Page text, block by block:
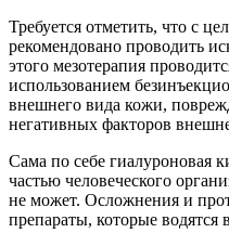
Требуется отметить, что с
рекомендовано проводить
этого мезотерапия
использованием
внешнего вида кожи,
негативных факторов
Сама по себе гиалуроновая
частью человеческого
не может. Осложнения и
препараты, которые водятся